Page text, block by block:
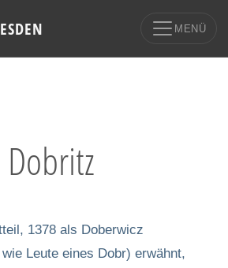
MENÜ
Dobritz
1378 als Doberwicz
Leute eines Dobr) erwähnt,